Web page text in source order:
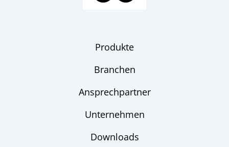
Produkte
Branchen
Ansprechpartner
Unternehmen
Downloads